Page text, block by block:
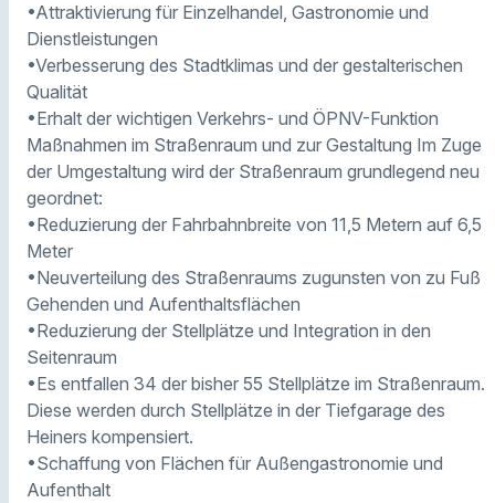
•Attraktivierung für Einzelhandel, Gastronomie und
Dienstleistungen
•Verbesserung des Stadtklimas und der gestalterischen
Qualität
•Erhalt der wichtigen Verkehrs- und ÖPNV-Funktion
Maßnahmen im Straßenraum und zur Gestaltung Im Zuge
der Umgestaltung wird der Straßenraum grundlegend neu
geordnet:
•Reduzierung der Fahrbahnbreite von 11,5 Metern auf 6,5
Meter
•Neuverteilung des Straßenraums zugunsten von zu Fuß
Gehenden und Aufenthaltsflächen
•Reduzierung der Stellplätze und Integration in den
Seitenraum
•Es entfallen 34 der bisher 55 Stellplätze im Straßenraum.
Diese werden durch Stellplätze in der Tiefgarage des
Heiners kompensiert.
•Schaffung von Flächen für Außengastronomie und
Aufenthalt